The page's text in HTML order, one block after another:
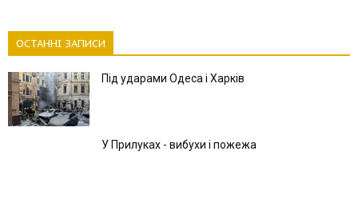
ОСТАННІ ЗАПИСИ
Під ударами Одеса і Харків
У Прилуках - вибухи і пожежа